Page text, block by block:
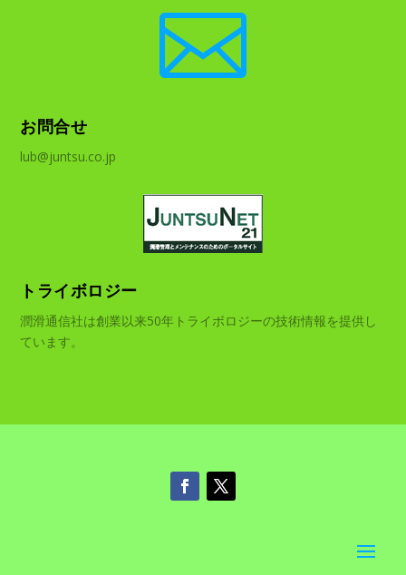

お問合せ
lub@juntsu.co.jp
トライボロジー
潤滑通信社は創業以来50年トライボロジーの技術情報を提供し
ています。